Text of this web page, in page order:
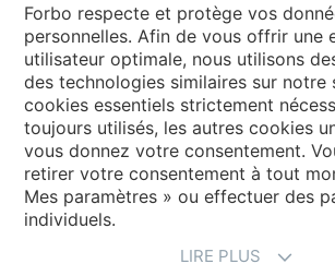
My Forbo
LEXIQUE
PLAN DU SITE
Forbo respecte et protège vos
personnelles. Afin de vous offrir une
utilisateur optimale, nous utilisons
des technologies similaires sur notre
cookies essentiels strictement
toujours utilisés, les autres cookies
vous donnez votre consentement.
retirer votre consentement à tout
Mes paramètres » ou effectuer des
individuels.
LIRE PLUS